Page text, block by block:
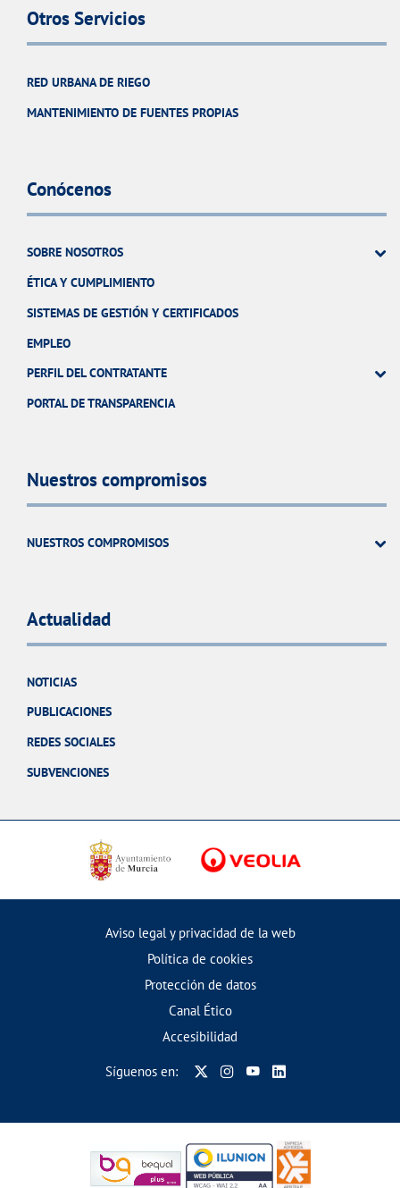
Otros Servicios
RED URBANA DE RIEGO
MANTENIMIENTO DE FUENTES PROPIAS
Conócenos
SOBRE NOSOTROS
ÉTICA Y CUMPLIMIENTO
SISTEMAS DE GESTIÓN Y CERTIFICADOS
EMPLEO
PERFIL DEL CONTRATANTE
PORTAL DE TRANSPARENCIA
Nuestros compromisos
NUESTROS COMPROMISOS
Actualidad
NOTICIAS
PUBLICACIONES
REDES SOCIALES
SUBVENCIONES
Aviso legal y privacidad de la web
Política de cookies
Protección de datos
Canal Ético
Accesibilidad
Síguenos en: